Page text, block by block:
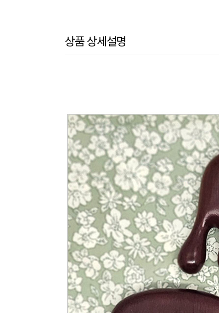
상품 상세설명